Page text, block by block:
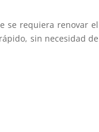
se requiera renovar el
sin necesidad de